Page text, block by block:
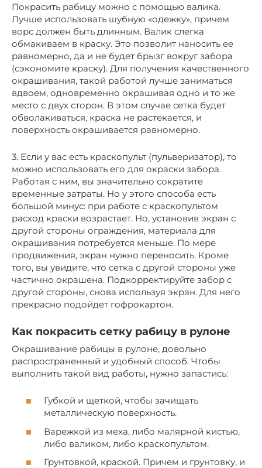
Покрасить рабицу можно с помощью валика.
Лучше использовать шубную «одежку», причем
ворс должен быть длинным. Валик слегка
обмакиваем в краску. Это позволит наносить ее
равномерно, да и не будет брызг вокруг забора
(сэкономите краску). Для получения качественного
окрашивания, такой работой лучше заниматься
вдвоем, одновременно окрашивая одно и то же
место с двух сторон. В этом случае сетка будет
обволакиваться, краска не растекается, и
поверхность окрашивается равномерно.
3. Если у вас есть краскопульт (пульверизатор), то
можно использовать его для окраски забора.
Работая с ним, вы значительно сократите
временные затраты. Но у этого способа есть
большой минус: при работе с краскопультом
расход краски возрастает. Но, установив экран с
другой стороны ограждения, материала для
окрашивания потребуется меньше. По мере
продвижения, экран нужно переносить. Кроме
того, вы увидите, что сетка с другой стороны уже
частично окрашена. Подкорректируйте забор с
другой стороны, снова используя экран. Для него
прекрасно подойдет гофрокартон.
Как покрасить сетку рабицу в рулоне
Окрашивание рабицы в рулоне, довольно
распространенный и удобный способ. Чтобы
выполнить такой вид работы, нужно запастись:
Губкой и щеткой, чтобы зачищать
металлическую поверхность.
Варежкой из меха, либо малярной кистью,
либо валиком, либо краскопультом.
Грунтовкой, краской. Причем и грунтовку, и